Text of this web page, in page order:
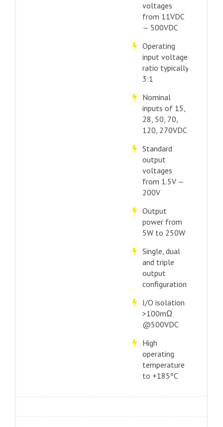
voltages
from 11VDC
— 500VDC
Operating
input voltage
ratio typically
3:1
Nominal
inputs of 15,
28, 50, 70,
120, 270VDC
Standard
output
voltages
from 1.5V —
200V
Output
power from
5W to 250W
Single, dual
and triple
output
configuration
I/O isolation
>100mΩ
@500VDC
High
operating
temperature
to +185ºC